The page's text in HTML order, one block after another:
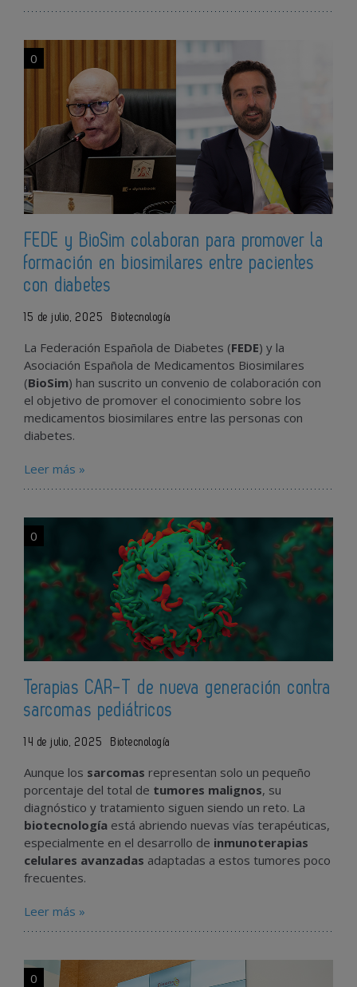
0
FEDE y BioSim colaboran para promover la
formación en biosimilares entre pacientes
con diabetes
15 de julio, 2025 Biotecnología
La Federación Española de Diabetes (FEDE) y la
Asociación Española de Medicamentos Biosimilares
(BioSim) han suscrito un convenio de colaboración con
el objetivo de promover el conocimiento sobre los
medicamentos biosimilares entre las personas con
diabetes.
Leer más »
0
Terapias CAR-T de nueva generación contra
sarcomas pediátricos
14 de julio, 2025 Biotecnología
Aunque los sarcomas representan solo un pequeño
porcentaje del total de tumores malignos, su
diagnóstico y tratamiento siguen siendo un reto. La
biotecnología está abriendo nuevas vías terapéuticas,
especialmente en el desarrollo de inmunoterapias
celulares avanzadas adaptadas a estos tumores poco
frecuentes.
Leer más »
0